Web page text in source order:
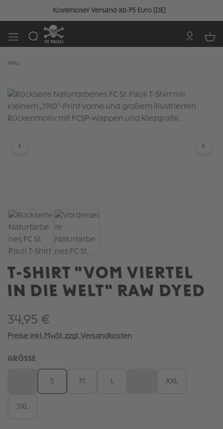
Kostenloser Versand ab 75 Euro (DE)
Neu
Bildergalerie überspringen
T-SHIRT "VOM VIERTEL
IN DIE WELT" RAW DYED
34,95 €
Preise inkl. MwSt. zzgl. Versandkosten
GRÖSSE
S M XXL
3XL